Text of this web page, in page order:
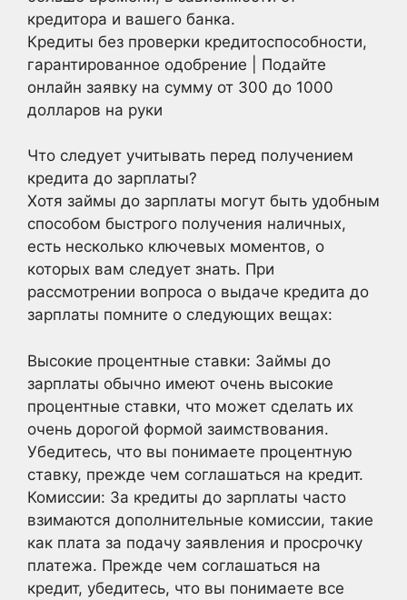
кредитора и вашего банка.
Кредиты без проверки кредитоспособности,
гарантированное одобрение | Подайте
онлайн заявку на сумму от 300 до 1000
долларов на руки
Что следует учитывать перед получением
кредита до зарплаты?
Хотя займы до зарплаты могут быть удобным
способом быстрого получения наличных,
есть несколько ключевых моментов, о
которых вам следует знать. При
рассмотрении вопроса о выдаче кредита до
зарплаты помните о следующих вещах:
Высокие процентные ставки: Займы до
зарплаты обычно имеют очень высокие
процентные ставки, что может сделать их
очень дорогой формой заимствования.
Убедитесь, что вы понимаете процентную
ставку, прежде чем соглашаться на кредит.
Комиссии: За кредиты до зарплаты часто
взимаются дополнительные комиссии, такие
как плата за подачу заявления и просрочку
платежа. Прежде чем соглашаться на
кредит, убедитесь, что вы понимаете все